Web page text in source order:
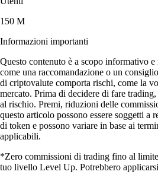
150 M
Informazioni importanti
Questo contenuto è a scopo informativo e
come una raccomandazione o un
di criptovalute comporta rischi, come la
mercato. Prima di decidere di fare
al rischio. Premi, riduzioni delle
questo articolo possono essere soggetti a
di token e possono variare in base ai
applicabili.
*Zero commissioni di trading fino al
tuo livello Level Up. Potrebbero